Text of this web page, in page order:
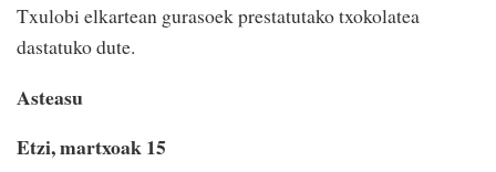
Txulobi elkartean gurasoek prestatutako txokolatea
dastatuko dute.
Asteasu
Etzi, martxoak 15